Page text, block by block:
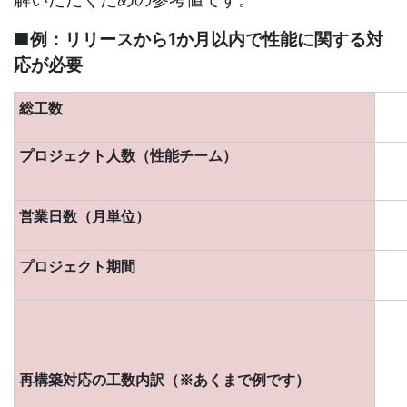
■例：リリースから1か月以内で性能に関する対
応が必要
総工数
プロジェクト人数（性能チーム）
営業日数（月単位）
プロジェクト期間
再構築対応の工数内訳（※あくまで例です）